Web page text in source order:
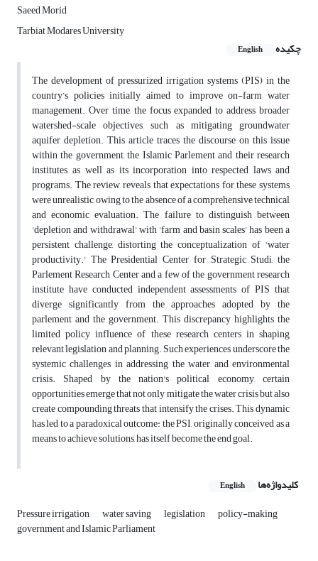
Saeed Morid
Tarbiat Modares University
چکیده
English
The development of pressurized irrigation systems (PIS) in the
country’s policies initially aimed to improve on-farm water
management. Over time, the focus expanded to address broader
watershed-scale objectives, such as mitigating groundwater
aquifer depletion. This article traces the discourse on this issue
within the government, the Islamic Parlement and their research
institutes, as well as its incorporation into respected laws and
programs. The review reveals that expectations for these systems
were unrealistic, owing to the absence of a comprehensive technical
and economic evaluation. The failure to distinguish between
'depletion and withdrawal' with 'farm and basin scales' has been a
persistent challenge, distorting the conceptualization of 'water
productivity.' The Presidential Center for Strategic Studi, the
Parlement Research Center and a few of the government research
institute have conducted independent assessments of PIS that
diverge significantly from the approaches adopted by the
parlement and the government. This discrepancy highlights the
limited policy influence of these research centers in shaping
relevant legislation and planning. Such experiences underscore the
systemic challenges in addressing the water and environmental
crisis. Shaped by the nation's political economy, certain
opportunities emerge that not only mitigate the water crisis but also
create compounding threats that intensify the crises. This dynamic
has led to a paradoxical outcome: the PSI, originally conceived as a
means to achieve solutions, has itself become the end goal.
کلیدواژه‌ها English
Pressure irrigation water saving legislation policy-making
government and Islamic Parliament